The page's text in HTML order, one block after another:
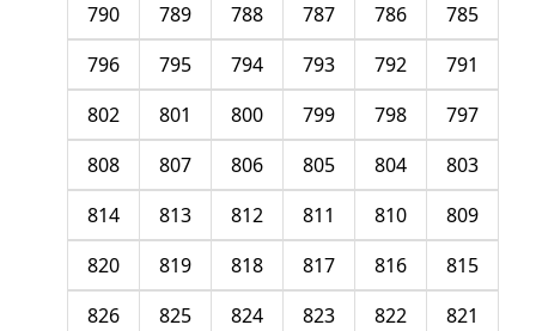
785
786
787
788
789
790
791
792
793
794
795
796
797
798
799
800
801
802
803
804
805
806
807
808
809
810
811
812
813
814
815
816
817
818
819
820
821
822
823
824
825
826